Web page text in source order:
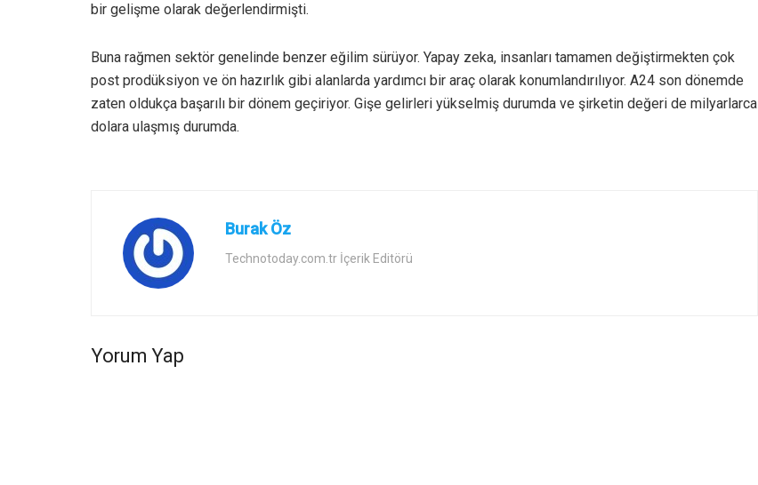
bir gelişme olarak değerlendirmişti.
Buna rağmen sektör genelinde benzer eğilim sürüyor. Yapay zeka, insanları tamamen değiştirmekten çok
post prodüksiyon ve ön hazırlık gibi alanlarda yardımcı bir araç olarak konumlandırılıyor. A24 son dönemde
zaten oldukça başarılı bir dönem geçiriyor. Gişe gelirleri yükselmiş durumda ve şirketin değeri de milyarlarca
dolara ulaşmış durumda.
Burak Öz
Technotoday.com.tr İçerik Editörü
Yorum Yap